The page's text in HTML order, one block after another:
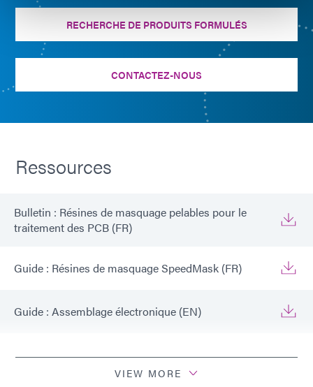
RECHERCHE DE PRODUITS FORMULÉS
CONTACTEZ-NOUS
Ressources
Bulletin : Résines de masquage pelables pour le
traitement des PCB (FR)
Guide : Résines de masquage SpeedMask (FR)
Guide : Assemblage électronique (EN)
Guide : Produits électroniques grand public (FR)
VIEW MORE